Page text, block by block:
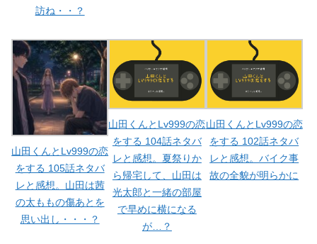
訪ね・・？
山田くんとLv999の恋
をする 105話ネタバ
レと感想。山田は茜
の太ももの傷あとを
思い出し・・・？
山田くんとLv999の恋
をする 104話ネタバ
レと感想。夏祭りか
ら帰宅して、山田は
光太郎と一緒の部屋
で早めに横になる
が…？
山田くんとLv999の恋
をする 102話ネタバ
レと感想。バイク事
故の全貌が明らかに